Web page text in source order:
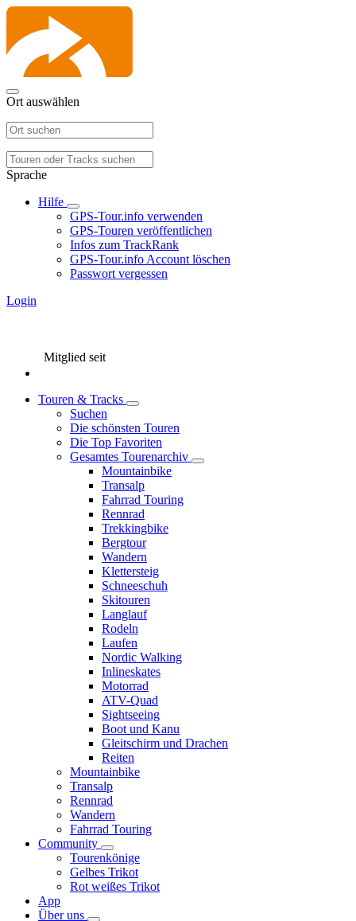
Ort auswählen
Sprache
Hilfe
GPS-Tour.info verwenden
GPS-Touren veröffentlichen
Infos zum TrackRank
GPS-Tour.info Account löschen
Passwort vergessen
Login
Mitglied seit
Touren & Tracks
Suchen
Die schönsten Touren
Die Top Favoriten
Gesamtes Tourenarchiv
Mountainbike
Transalp
Fahrrad Touring
Rennrad
Trekkingbike
Bergtour
Wandern
Klettersteig
Schneeschuh
Skitouren
Langlauf
Rodeln
Laufen
Nordic Walking
Inlineskates
Motorrad
ATV-Quad
Sightseeing
Boot und Kanu
Gleitschirm und Drachen
Reiten
Mountainbike
Transalp
Rennrad
Wandern
Fahrrad Touring
Community
Tourenkönige
Gelbes Trikot
Rot weißes Trikot
App
Über uns